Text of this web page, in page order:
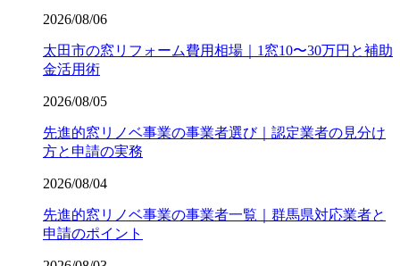
2026/08/06
太田市の窓リフォーム費用相場｜1窓10〜30万円と補助
金活用術
2026/08/05
先進的窓リノベ事業の事業者選び｜認定業者の見分け
方と申請の実務
2026/08/04
先進的窓リノベ事業の事業者一覧｜群馬県対応業者と
申請のポイント